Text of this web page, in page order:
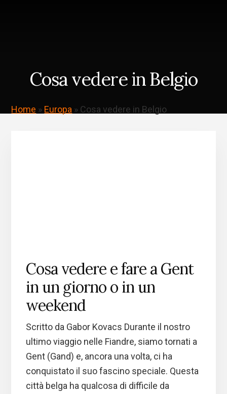
Cosa vedere in Belgio
Home » Europa » Cosa vedere in Belgio
Cosa vedere e fare a Gent
in un giorno o in un
weekend
Scritto da Gabor Kovacs Durante il nostro
ultimo viaggio nelle Fiandre, siamo tornati a
Gent (Gand) e, ancora una volta, ci ha
conquistato il suo fascino speciale. Questa
città belga ha qualcosa di difficile da